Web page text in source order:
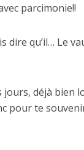
parcimonie!!
qu’il… Le
jours, déjà bien
pour te